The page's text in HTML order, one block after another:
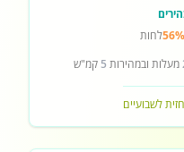
56%לחות
מעלות ובמהירות 5 קמ"ש
לשבועיים